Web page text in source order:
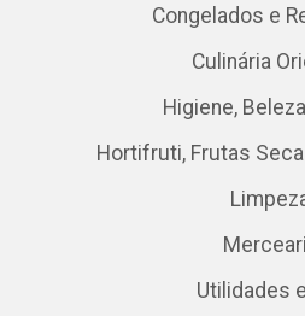
Congelados e
Culinária
Higiene,
Hortifruti, Frutas
Utilidades